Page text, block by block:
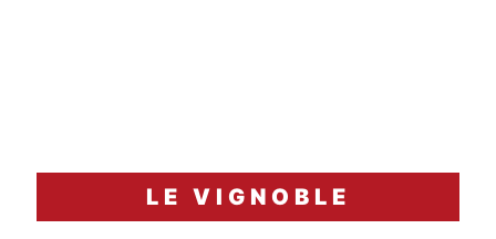
LE VIGNOBLE